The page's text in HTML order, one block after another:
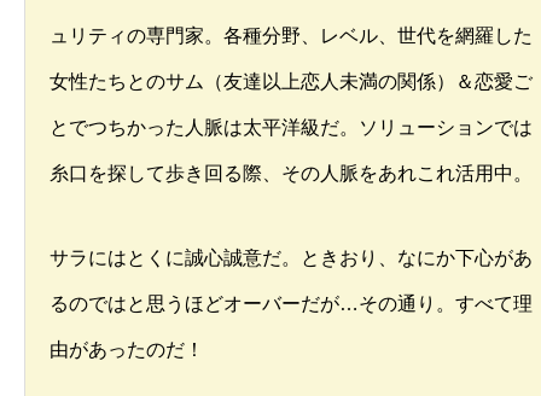
ュリティの専門家。各種分野、レベル、世代を網羅した
女性たちとのサム（友達以上恋人未満の関係）＆恋愛ご
とでつちかった人脈は太平洋級だ。ソリューションでは
糸口を探して歩き回る際、その人脈をあれこれ活用中。
サラにはとくに誠心誠意だ。ときおり、なにか下心があ
るのではと思うほどオーバーだが…その通り。すべて理
由があったのだ！